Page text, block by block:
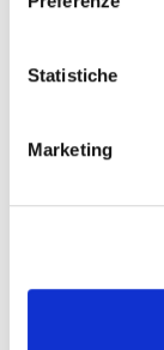
Statistiche
Marketing
cielo